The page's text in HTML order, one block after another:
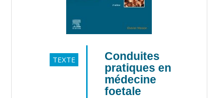
TEXTE
Conduites
pratiques en
médecine
foetale